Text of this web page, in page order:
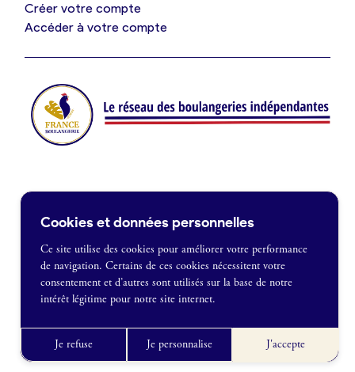
Je suis fournisseur
Je crée mon compte
France Boulangerie
1 rue Alexandre Fleming
09 86 23 49 09
Créer votre compte
Accéder à votre compte
Je souhaite être recontacté
CGU
Cookies et données personnelles
Ce site utilise des cookies pour améliorer votre performance
de navigation. Certains de ces cookies nécessitent votre
consentement et d’autres sont utilisés sur la base de notre
intérêt légitime pour notre site internet.
Je refuse Je personnalise J'accepte